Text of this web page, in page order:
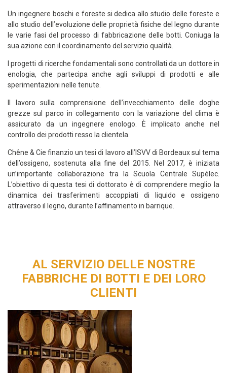
Un ingegnere boschi e foreste si dedica allo studio delle foreste e
allo studio dell’evoluzione delle proprietà fisiche del legno durante
le varie fasi del processo di fabbricazione delle botti. Coniuga la
sua azione con il coordinamento del servizio qualità.
I progetti di ricerche fondamentali sono controllati da un dottore in
enologia, che partecipa anche agli sviluppi di prodotti e alle
sperimentazioni nelle tenute.
Il lavoro sulla comprensione dell’invecchiamento delle doghe
grezze sul parco in collegamento con la variazione del clima è
assicurato da un ingegnere enologo. È implicato anche nel
controllo dei prodotti resso la clientela.
Chêne & Cie finanzio un tesi di lavoro all’ISVV di Bordeaux sul tema
dell’ossigeno, sostenuta alla fine del 2015. Nel 2017, è iniziata
un’importante collaborazione tra la Scuola Centrale Supélec.
L’obiettivo di questa tesi di dottorato è di comprendere meglio la
dinamica dei trasferimenti accoppiati di liquido e ossigeno
attraverso il legno, durante l’affinamento in barrique.
AL SERVIZIO DELLE NOSTRE
FABBRICHE DI BOTTI E DEI LORO
CLIENTI